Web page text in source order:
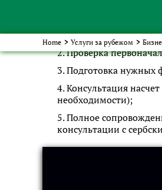
Home > Услуги за рубежом >
Наши специалисты
Подбор банка для
Проверка
Подготовка нужных
Консультация
необходимости);
Полное
консультации с